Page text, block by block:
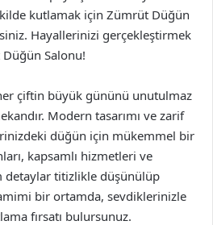
kutlamak için Zümrüt Düğün
Hayallerinizi gerçekleştirmek
Salonu!
çiftin büyük gününü unutulmaz
Modern tasarımı ve zarif
düğün için mükemmel bir
kapsamlı hizmetleri ve
detaylar titizlikle düşünülüp
bir ortamda, sevdiklerinizle
fırsatı bulursunuz.